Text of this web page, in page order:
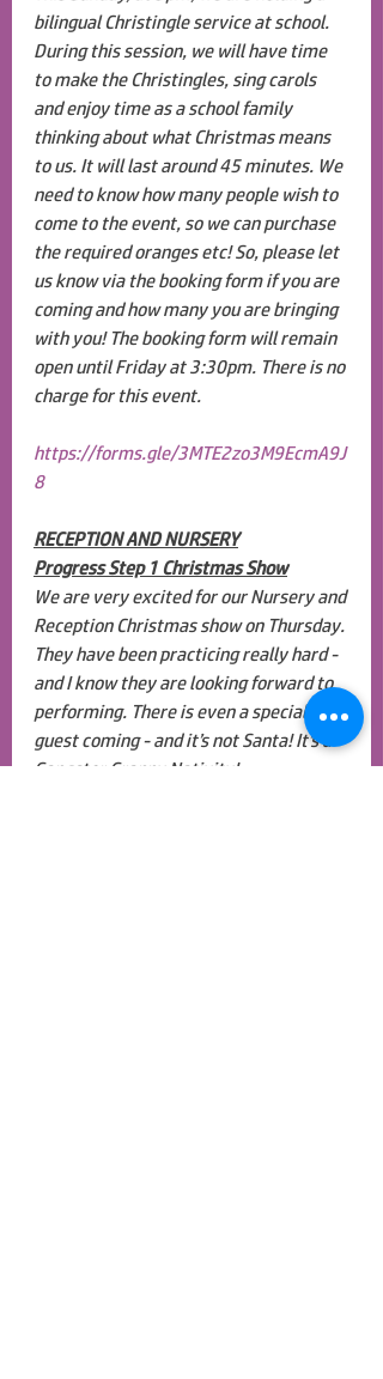
bilingual Christingle service at school.
During this session, we will have time
to make the Christingles, sing carols
and enjoy time as a school family
thinking about what Christmas means
to us. It will last around 45 minutes. We
need to know how many people wish to
come to the event, so we can purchase
the required oranges etc! So, please let
us know via the booking form if you are
coming and how many you are bringing
with you! The booking form will remain
open until Friday at 3:30pm. There is no
charge for this event.
https://forms.gle/3MTE2zo3M9EcmA9J
8
RECEPTION AND NURSERY
Progress Step 1 Christmas Show
We are very excited for our Nursery and
Reception Christmas show on Thursday.
They have been practicing really hard -
and I know they are looking forward to
performing. There is even a special
guest coming - and it’s not Santa! It’s a
Gangster Granny Nativity!